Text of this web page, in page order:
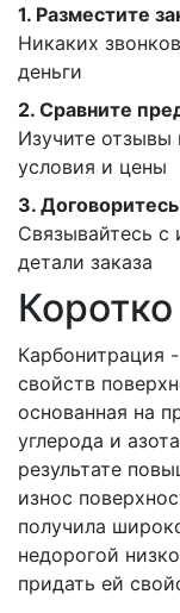
1. Разместите
Никаких
деньги
2. Сравните
Изучите отзывы
условия и цены
3.
Связывайтесь с
детали заказа
Карбонитрация
свойств
основанная на
углерода и
результате
износ
получила
недорогой
придать ей